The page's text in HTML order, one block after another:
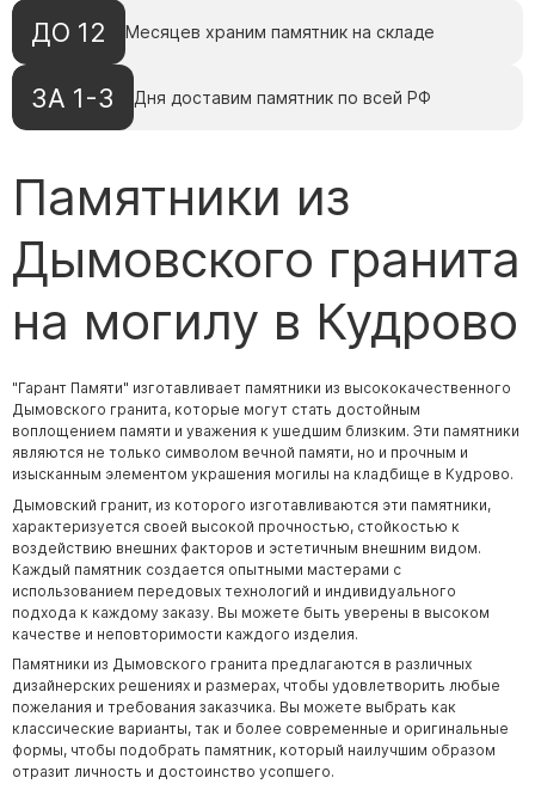
ДО 12 Месяцев храним памятник на складе
ЗА 1-3 Дня доставим памятник по всей РФ
Памятники из
Дымовского гранита
на могилу в Кудрово
"Гарант Памяти" изготавливает памятники из высококачественного
Дымовского гранита, которые могут стать достойным
воплощением памяти и уважения к ушедшим близким. Эти памятники
являются не только символом вечной памяти, но и прочным и
изысканным элементом украшения могилы на кладбище в Кудрово.
Дымовский гранит, из которого изготавливаются эти памятники,
характеризуется своей высокой прочностью, стойкостью к
воздействию внешних факторов и эстетичным внешним видом.
Каждый памятник создается опытными мастерами с
использованием передовых технологий и индивидуального
подхода к каждому заказу. Вы можете быть уверены в высоком
качестве и неповторимости каждого изделия.
Памятники из Дымовского гранита предлагаются в различных
дизайнерских решениях и размерах, чтобы удовлетворить любые
пожелания и требования заказчика. Вы можете выбрать как
классические варианты, так и более современные и оригинальные
формы, чтобы подобрать памятник, который наилучшим образом
отразит личность и достоинство усопшего.